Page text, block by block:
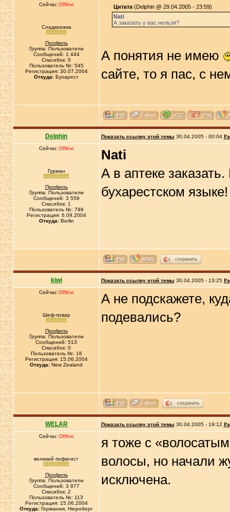
Сейчас Offline
Сладкоежка
Профиль
Группа: Пользователи
Сообщений: 1 444
Спасибок: 0
Пользователь №: 545
Регистрация: 30.07.2004
Откуда: Бухарест
Цитата(Delphin @ 29.04.2005 - 23:59)
Nati
А заказать у вас нельзя?
А понятия не имею
сайте, то я пас, с
Delphin Показать ссылку этой темы 30.04.2005 - 00:04
Сейчас Offline
Гурман
Профиль
Группа: Пользователи
Сообщений: 3 559
Спасибок: 1
Пользователь №: 799
Регистрация: 6.09.2004
Откуда:Berlin
Nati
А в аптеке
бухарестском
сохранить
kiwi Показать ссылку этой темы 30.04.2005 - 13:25
Сейчас Offline
Шеф-повар
Профиль
Группа: Пользователи
Сообщений: 513
Спасибок: 0
Пользователь №: 16
Регистрация: 15.06.2004
Откуда: New Zealand
А не подскажете,
подевались?
сохранить
WELAR Показать ссылку этой темы 30.04.2005 - 19:12
Сейчас Offline
великий пофигист
Профиль
Группа: Пользователи
Сообщений: 3 877
Спасибок: 2
Пользователь №: 113
Регистрация: 15.06.2004
Откуда: Германия, Нюрнберг
я тоже с
волосы, но начали
исключена.